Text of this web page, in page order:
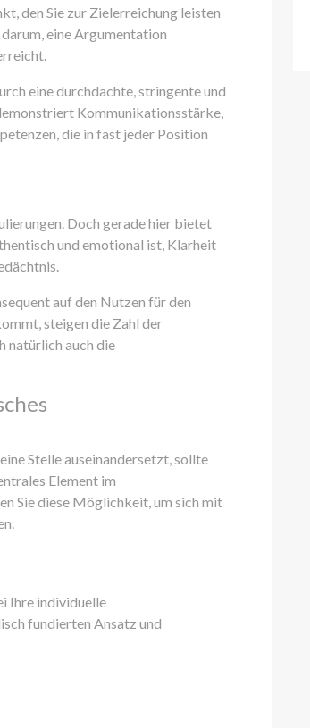
den Sie zur Zielerreichung leisten
eine Argumentation
eine durchdachte, stringente und
Kommunikationsstärke,
die in fast jeder Position
Doch gerade hier bietet
und emotional ist, Klarheit
auf den Nutzen für den
steigen die Zahl der
natürlich auch die
Stelle auseinandersetzt, sollte
Element im
Sie diese Möglichkeit, um sich mit
Ihre individuelle
fundierten Ansatz und